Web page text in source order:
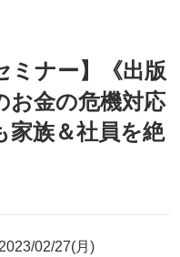
ミナー】《出版
お金の危機対応
家族＆社員を絶
2023/02/27(月)